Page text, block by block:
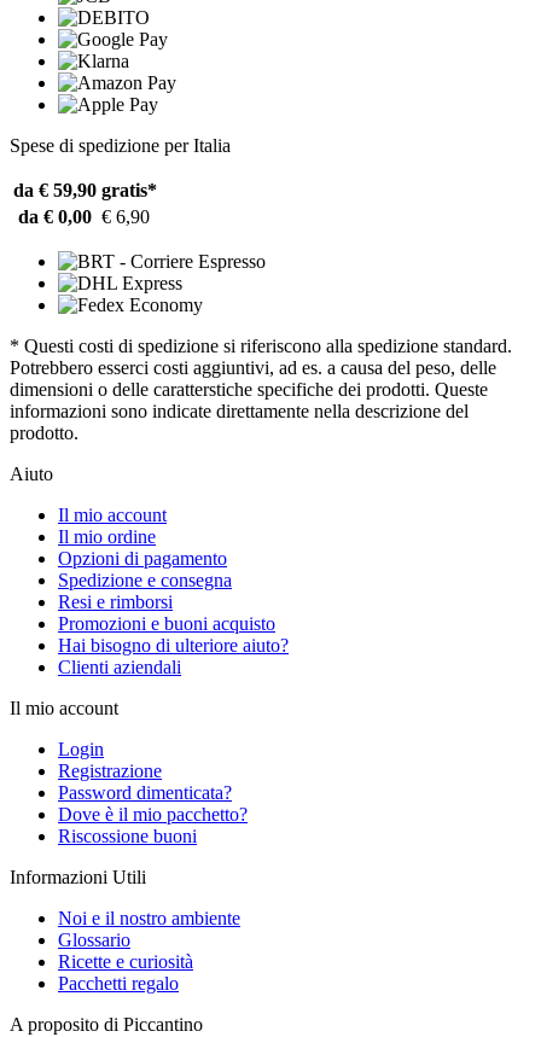
Spese di spedizione per Italia
da € 59,90 gratis*
da € 0,00 € 6,90
* Questi costi di spedizione si riferiscono alla spedizione standard.
Potrebbero esserci costi aggiuntivi, ad es. a causa del peso, delle
dimensioni o delle caratterstiche specifiche dei prodotti. Queste
informazioni sono indicate direttamente nella descrizione del
prodotto.
Aiuto
Il mio account
Il mio ordine
Opzioni di pagamento
Spedizione e consegna
Resi e rimborsi
Promozioni e buoni acquisto
Hai bisogno di ulteriore aiuto?
Clienti aziendali
Il mio account
Login
Registrazione
Password dimenticata?
Dove è il mio pacchetto?
Riscossione buoni
Informazioni Utili
Noi e il nostro ambiente
Glossario
Ricette e curiosità
Pacchetti regalo
A proposito di Piccantino